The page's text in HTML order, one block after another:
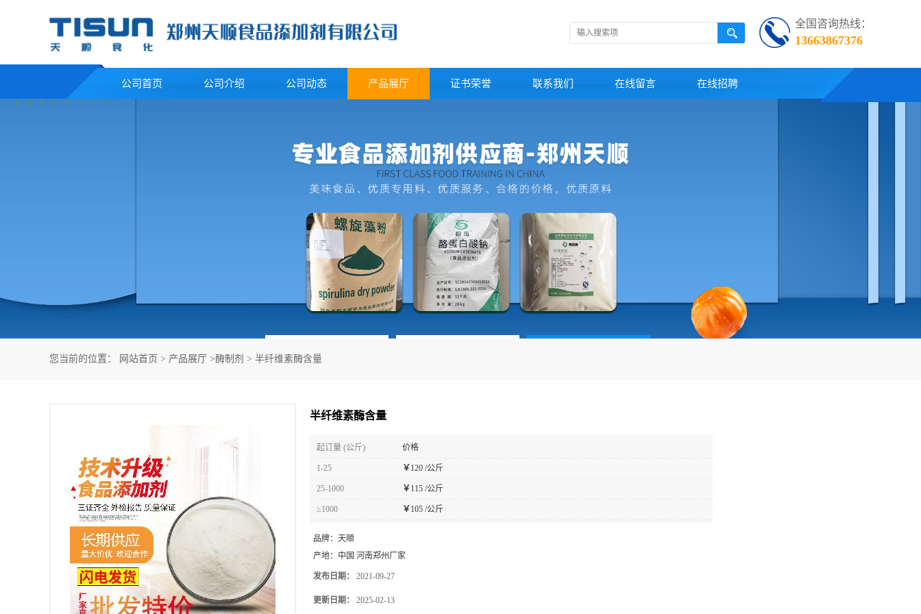
全国咨询热线：
13663867376
公司首页 公司介绍 公司动态 产品展厅 证书荣誉 联系我们 在线留言 在线招聘
您当前的位置： 网站首页 > 产品展厅 >酶制剂 > 半纤维素酶含量
半纤维素酶含量
起订量 (公斤) 价格
1-25 ￥ 120 /公斤
25-1000 ￥ 115 /公斤
≥1000 ￥ 105 /公斤
品牌： 天顺
产地： 中国 河南郑州厂家
发布日期： 2021-09-27
更新日期： 2025-02-13